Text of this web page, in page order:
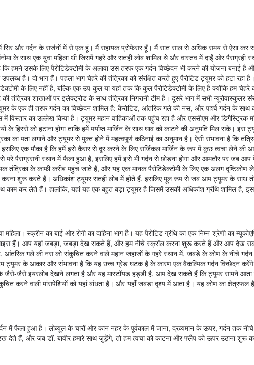
में सिर और गर्दन के सर्जनों में से एक हूं। मैं सहायक प्रोफेसर हूँ। मैं सात साल से अधिक समय से ऐसा कर
के साथ एक युवा महिला थी जिसमें गहरे और सतही लोब शामिल थे और वास्तव में दाईं ओर पैराग्रही
हमने उसके लिए पैरोटिडेक्टोमी के अलावा उस तरफ एक गर्दन विच्छेदन भी करने की योजना बनाई है
है। दो भाग हैं। पहला भाग चेहरे की तंत्रिका को संरक्षित करते हुए पैरोटिड ट्यूमर को हटा रहा
के लिए नहीं है, बल्कि एक उप-कुल या यहां तक कि कुल पैरोटिडेक्टोमी के लिए है क्योंकि हम चेहरे
तंत्रिका शाखाओं पर इलेक्ट्रोड के साथ तंत्रिका निगरानी टीम है। दूसरे भाग में सभी न्यूरोवास्कुलर
के एक ही तरफ गर्दन का विच्छेदन शामिल है: कैरोटिड, आंतरिक गले की नस, और पार्श्व गर्दन के साथ
विस्तार का उल्लेख किया है। ट्यूमर महान वाहिकाओं तक पहुंच रहा है और एससीएम और डिगैस्ट्रिक
हिस्से को हटाना होगा ताकि हमें पर्याप्त मार्जिन के साथ घाव को काटने की अनुमति मिल सके। इस
का पता लगाने और ट्यूमर से मुक्त होने में महत्वपूर्ण कठिनाई का अनुमान है। ऐसी संभावना है कि
इसलिए एक मौका है कि हमें इसे कैंसर से दूर करने के लिए सर्जिकल मार्जिन के रूप में कुछ त्वचा लेने की
पैराग्रसनी स्थान में फैला हुआ है, इसलिए हमें इसे भी गर्दन से छोड़ना होगा और आमतौर पर जब आप
तंत्रिका के काफी करीब पहुंच जाते हैं, और यह एक मानक पैरोटिडेक्टोमी के लिए एक अलग
करना शुरू करते हैं। अधिकांश ट्यूमर सतही लोब में होते हैं, इसलिए मूल रूप से जब आप ट्यूमर के साथ
कर लेते हैं। हालांकि, यहां यह एक बहुत बड़ा ट्यूमर है जिसमें उसकी अधिकांश ग्रंथि शामिल है,
स्क्रीन का बाईं ओर रोगी का दाहिना भाग है। यह पैरोटिड ग्रंथि का एक निम्न-श्रेणी का
स्लाइस हैं। आप यहां जबड़ा, जबड़ा देख सकते हैं, और हम नीचे स्क्रॉल करना शुरू करते हैं और आप देख
आंतरिक गले की नस को संकुचित करने वाले महान जहाजों के गहरे स्थान में, जबड़े के कोण के नीचे
ट्यूमर के आकार और संभावना है कि यह उच्च ग्रेड घटक है के कारण एक वैकल्पिक गर्दन विच्छेदन
जैसे-जैसे इयरलोब देखने लगता है और यह मास्टॉयड हड्डी है, आप देख सकते हैं कि ट्यूमर सामने
करने वाली मांसपेशियों को यहां बांधता है। और यहाँ जबड़ा दृश्य में आता है। यह कोण का
में फैला हुआ है। लोब्यूल के चारों ओर कान नहर के पूर्वकाल में जाना, द्रव्यमान के ऊपर, गर्दन तक
देते हैं, और जब डॉ. बावीर हमारे साथ जुड़ेंगे, तो हम त्वचा को काटना और फ्लैप को ऊपर उठाना शुरू